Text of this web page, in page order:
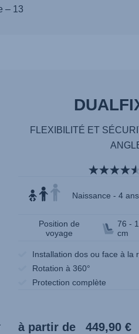
– 13
FLEXIBILITÉ ET
Naissance - 4
Position de
voyage
76 -
cm
Installation dos ou face à la
Rotation à 360°
Protection complète
à partir de 449,90 €